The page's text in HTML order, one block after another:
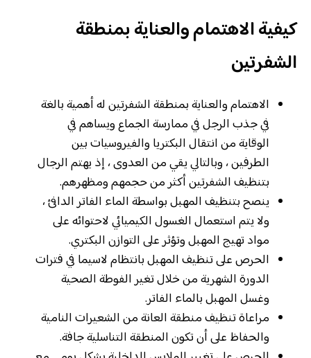
كيفية الاهتمام والعناية بمنطقة
الشفرتين
الاهتمام والعناية بمنطقة الشفرتين له أهمية بالغة
في جذب الرجل في ممارسة الجماع ويساهم في
الوقاية من انتقال البكتريا والفيروسيات بين
الطرفين ، وبالتالي يقي من العدوى ، إذ يهتم الرجال
بتنظيف الشفرتين أكثر من حجمهم ومظهرهم.
ينصح بتنظيف المهبل بواسطة الماء الفاتر الدافئ ،
ولا يتم استعمال الغسول الكيميائي لاحتوائه على
مواد تهيج المهبل وتؤثر على التوازن البكتري.
الحرص على تنظيف المهبل بانتظام لاسيما في فترات
الدورة الشهرية من خلال تغير الفوطة الصحية
وغسل المهبل بالماء الفاتر.
مراعاة تنظيف منطقة العانة من الشعيرات النامية
والحفاظ على أن تكون المنطقة التناسلية جافة.